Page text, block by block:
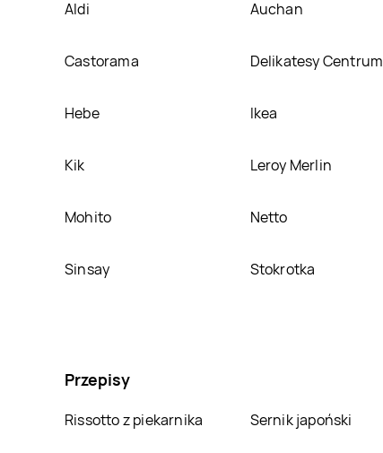
Aldi Auchan
Castorama Delikatesy Centrum
Hebe Ikea
Kik Leroy Merlin
Mohito Netto
Sinsay Stokrotka
Przepisy
Rissotto z piekarnika Sernik japoński